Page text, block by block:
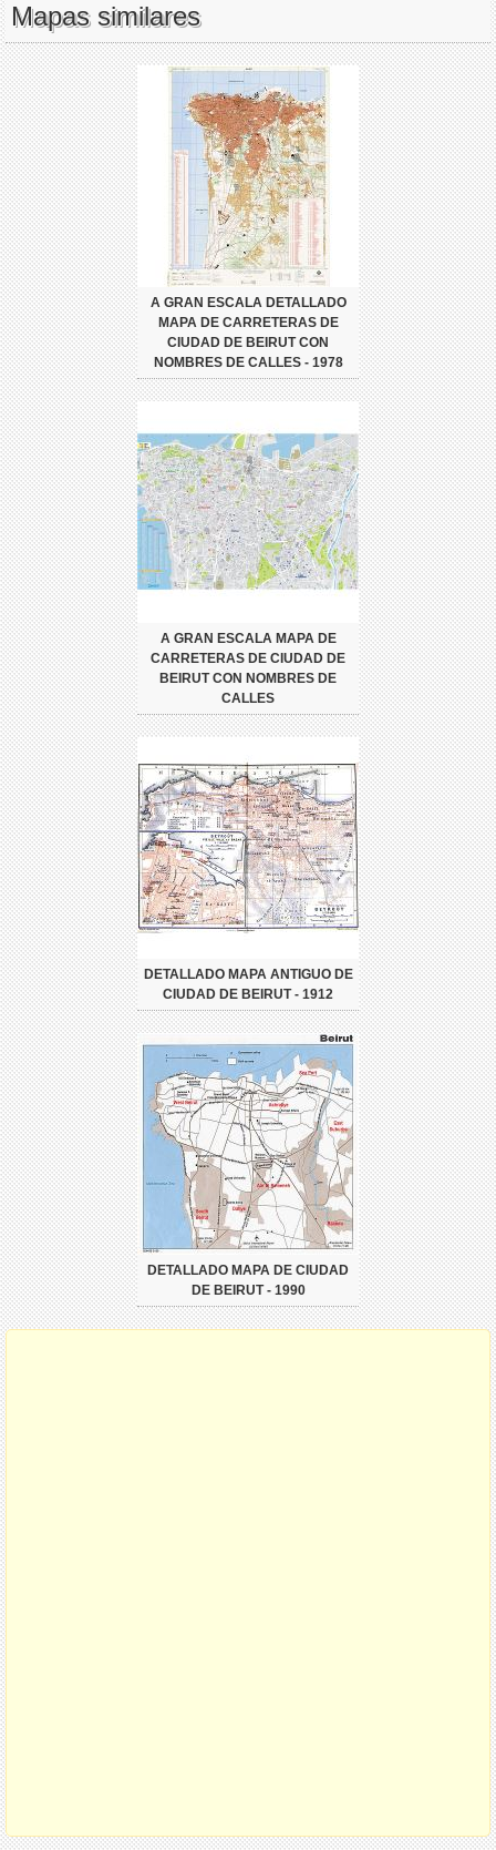
Mapas similares
A GRAN ESCALA DETALLADO
MAPA DE CARRETERAS DE
CIUDAD DE BEIRUT CON
NOMBRES DE CALLES - 1978
A GRAN ESCALA MAPA DE
CARRETERAS DE CIUDAD DE
BEIRUT CON NOMBRES DE
CALLES
DETALLADO MAPA ANTIGUO DE
CIUDAD DE BEIRUT - 1912
DETALLADO MAPA DE CIUDAD
DE BEIRUT - 1990